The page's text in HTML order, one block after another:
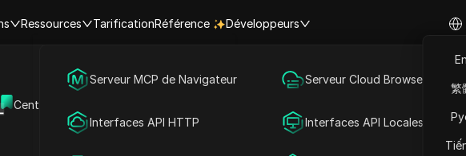
Marketing des médias sociaux
Publicité
Ressources
Centre d'aide
TarificationRéférence Développeurs
Serveur MCP de Navigateur Serveur Cloud Browser MCP
Interfaces API HTTP Interfaces API Locales
繁
restrictions de Neteller et des
pays/régions.